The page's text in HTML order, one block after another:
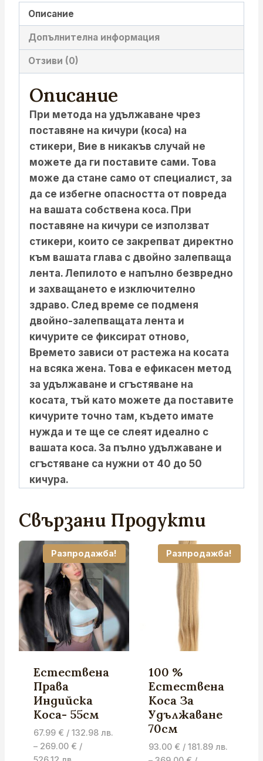
Описание
Допълнителна информация
Отзиви (0)
Описание
При метода на удължаване чрез
поставяне на кичури (коса) на
стикери, Вие в никакъв случай не
можете да ги поставите сами. Това
може да стане само от специалист, за
да се избегне опасността от повреда
на вашата собствена коса. При
поставяне на кичури се използват
стикери, които се закрепват директно
към вашата глава с двойно залепваща
лента. Лепилото е напълно безвредно
и захващането е изключително
здраво. След време се подменя
двойно-залепващата лента и
кичурите се фиксират отново,
Времето зависи от растежа на косата
на всяка жена. Това е ефикасен метод
за удължаване и сгъстяване на
косата, тъй като можете да поставите
кичурите точно там, където имате
нужда и те ще се слеят идеално с
вашата коса. За пълно удължаване и
сгъстяване са нужни от 40 до 50
кичура.
Свързани Продукти
Разпродажба!
Естествена
Права
Индийска
Коса- 55см
67.99 € / 132.98 лв.
– 269.00 € /
Разпродажба!
100 %
Естествена
Коса За
Удължаване
70см
93.00 € / 181.89 лв.